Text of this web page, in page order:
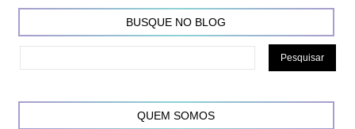
BUSQUE NO BLOG
QUEM SOMOS